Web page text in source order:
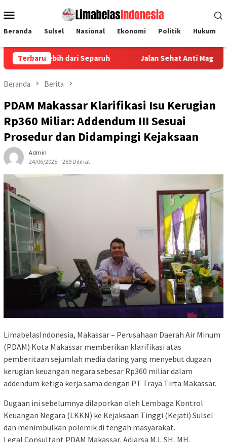
ke
Mobile
Beranda Sulsel Nasional Ekonomi Politik Hukum
Terbaru
dari Separuh Jalan Sehat Anti Mager Satukan Ribuan
Beranda Berita
PDAM Makassar Klarifikasi Isu Kerugian
Rp360 Miliar: Addendum III Sesuai
Prosedur dan Didampingi Kejaksaan
Admin
24/06/2025
289 Dilihat
LimabelasIndonesia, Makassar – Perusahaan Daerah Air Minum
(PDAM) Kota Makassar memberikan klarifikasi atas
pemberitaan sejumlah media daring yang menyebut dugaan
kerugian keuangan negara sebesar Rp360 miliar dalam
addendum ketiga kerja sama dengan PT Traya Tirta Makassar.
Dugaan ini sebelumnya dilaporkan oleh Lembaga Kontrol
Keuangan Negara (LKKN) ke Kejaksaan Tinggi (Kejati) Sulsel
dan menimbulkan polemik di tengah masyarakat.
Legal Consultant PDAM Makassar, Adiarsa MJ, SH, MH,